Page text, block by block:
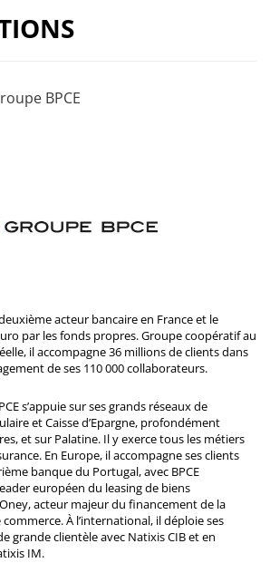
BPCE
acteur bancaire en France et le
par les fonds propres. Groupe coopératif au
il accompagne 36 millions de clients dans
de ses 110 000 collaborateurs.
s’appuie sur ses grands réseaux de
et Caisse d’Epargne, profondément
et sur Palatine. Il y exerce tous les métiers
En Europe, il accompagne ses clients
banque du Portugal, avec BPCE
européen du leasing de biens
acteur majeur du financement de la
À l’international, il déploie ses
grande clientèle avec Natixis CIB et en
IM.